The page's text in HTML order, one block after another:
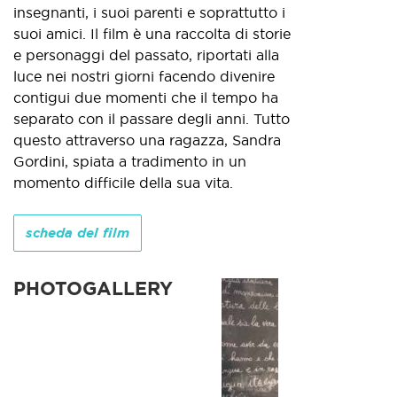
insegnanti, i suoi parenti e soprattutto i
suoi amici. Il film è una raccolta di storie
e personaggi del passato, riportati alla
luce nei nostri giorni facendo divenire
contigui due momenti che il tempo ha
separato con il passare degli anni. Tutto
questo attraverso una ragazza, Sandra
Gordini, spiata a tradimento in un
momento difficile della sua vita.
scheda del film
PHOTOGALLERY